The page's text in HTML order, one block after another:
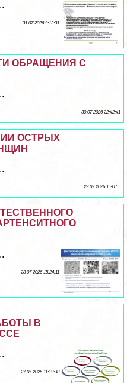
31 07 2026 9:12:31
ОБРАЩЕНИЯ С
30 07 2026 22:42:41
ОСТРЫХ
29 07 2026 1:30:55
28 07 2026 15:24:11
В
27 07 2026 11:19:33